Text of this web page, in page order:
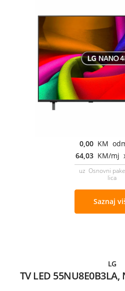
0,00 KM
64,03 KM/mj
uz Osnovni
lica
Saznaj
LG
TV LED